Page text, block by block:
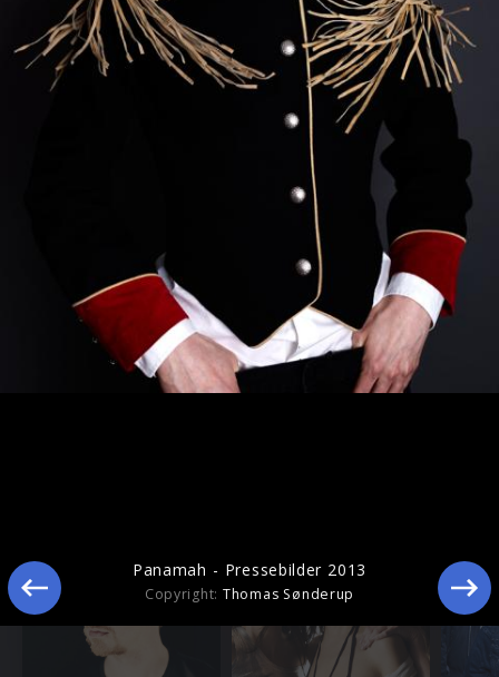
Panamah - Pressebilder 2013
Copyright:Thomas Sønderup